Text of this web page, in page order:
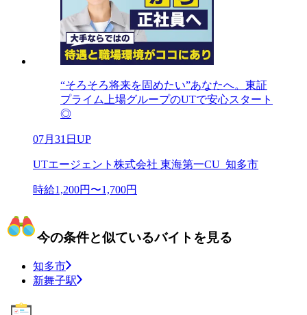
“そろそろ将来を固めたい”あなたへ。東証
プライム上場グループのUTで安心スタート
◎
07月31日UP
UTエージェント株式会社 東海第一CU_知多市
時給1,200円〜1,700円
今の条件と似ているバイトを見る
知多市
新舞子駅